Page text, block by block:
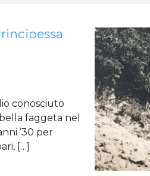
conosciuto
faggeta nel
’30 per
[…]